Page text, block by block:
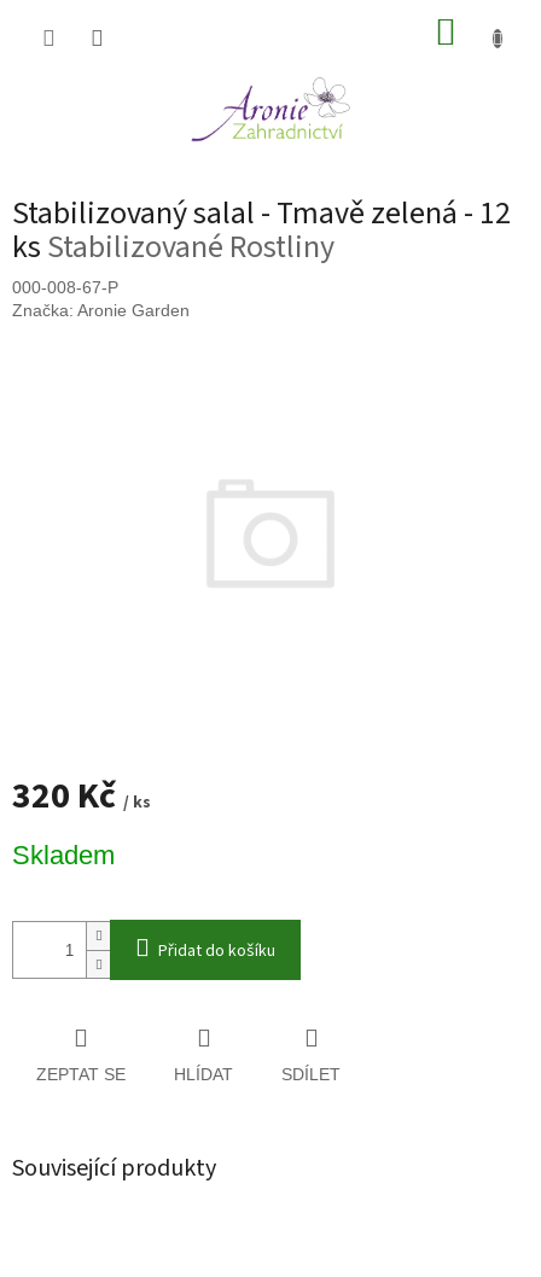
Stabilizovaný salal - Tmavě zelená - 12
ksStabilizované Rostliny
000-008-67-P
Značka: Aronie Garden
320 Kč / ks
cena:
Skladem
Přidat do košíku
ZEPTAT SE HLÍDAT SDÍLET
Související produkty